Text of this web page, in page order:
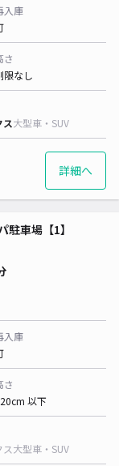
入庫
さ
限なし
大型車・SUV
詳細へ
車場【1】
入庫
さ
以下
大型車・SUV